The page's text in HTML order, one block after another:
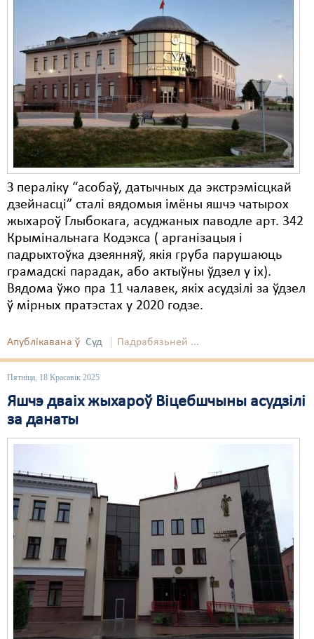
З пераліку “асобаў, датычных да экстрэмісцкай
дзейнасці” сталі вядомыя імёны яшчэ чатырох
жыхароў Глыбокага, асуджаных паводле арт. 342
Крымінальнага Кодэкса ( арганізацыя і
падрыхтоўка дзеянняў, якія груба парушаюць
грамадскі парадак, або актыўны ўдзел у іх).
Вядома ўжо пра 11 чалавек, якіх асудзілі за ўдзел
ў мірных пратэстах у 2020 годзе.
Апублікавана ў Суд Падрабязьней ...
Пятніца, 18 Красавік 2025
Яшчэ дваіх жыхароў Віцебшчыны асудзілі
за данаты
Правы працоўных
Сацыяльныя правы